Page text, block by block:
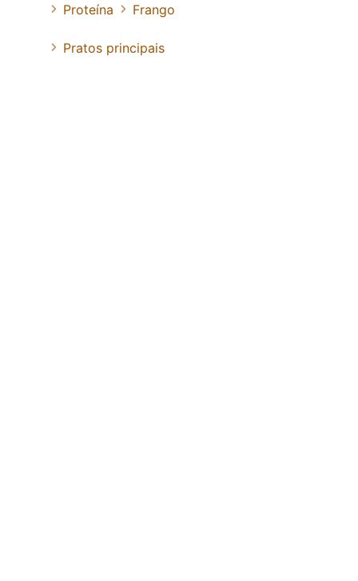
Proteína Frango
Pratos principais